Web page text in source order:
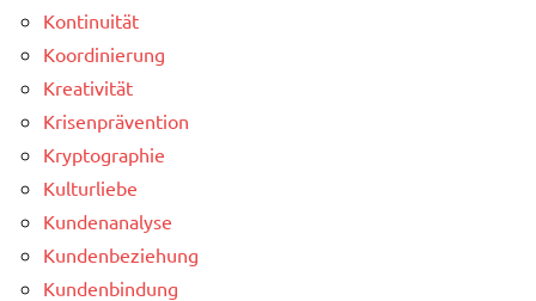
Kontinuität
Koordinierung
Kreativität
Krisenprävention
Kryptographie
Kulturliebe
Kundenanalyse
Kundenbeziehung
Kundenbindung